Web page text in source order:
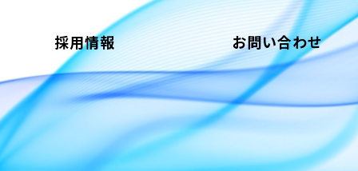
採用情報 お問い合わせ